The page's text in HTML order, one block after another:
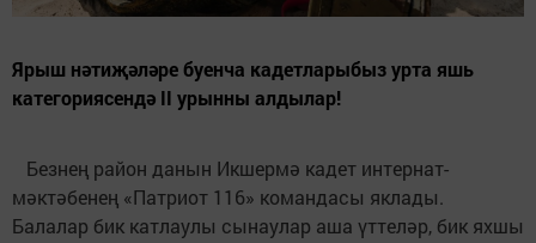
Ярыш нәтиҗәләре буенча кадетларыбыз урта яшь
категориясендә II урынны алдылар!
Безнең район данын Икшермә кадет интернат-
мәктәбенең «Патриот 116» командасы яклады.
Балалар бик катлаулы сынаулар аша үттеләр, бик яхшы